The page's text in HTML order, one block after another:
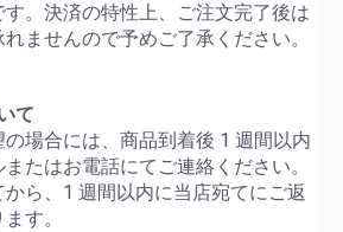
。決済の特性上、ご注文完了後は
ませんので予めご了承ください。
て
場合には、商品到着後 1 週間以内
たはお電話にてご連絡ください。
ら、1 週間以内に当店宛てにご返
す。